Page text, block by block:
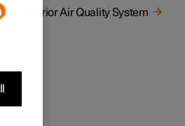
Interior Air Quality System